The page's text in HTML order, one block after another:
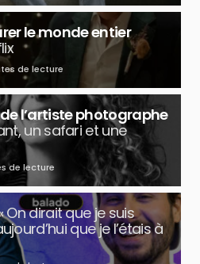
le monde entier
de lecture
l’artiste photographe
un safari et une
de lecture
On dirait que je suis
que je l’étais à